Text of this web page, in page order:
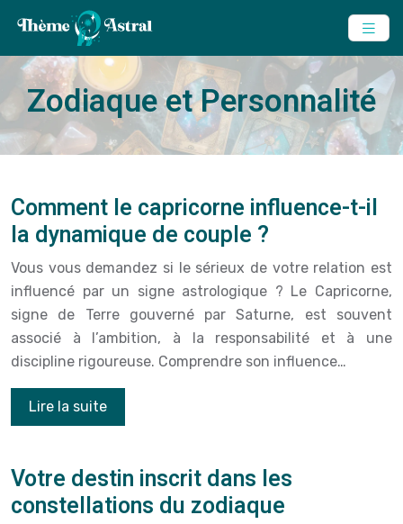
Zodiaque et Personnalité
Comment le capricorne influence-t-il
la dynamique de couple ?
Vous vous demandez si le sérieux de votre relation est
influencé par un signe astrologique ? Le Capricorne,
signe de Terre gouverné par Saturne, est souvent
associé à l’ambition, à la responsabilité et à une
discipline rigoureuse. Comprendre son influence…
Lire la suite
Votre destin inscrit dans les
constellations du zodiaque